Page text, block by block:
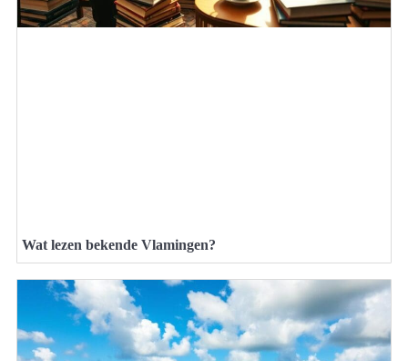
Wat lezen bekende Vlamingen?